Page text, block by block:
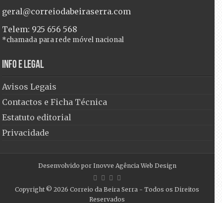
geral@correiodabeiraserra.com
Telem: 925 656 568
*chamada para rede móvel nacional
Info e Legal
Avisos Legais
Contactos e Ficha Técnica
Estatuto editorial
Privacidade
Desenvolvido por Inovve Agência Web Design
Copyright © 2026Correio da Beira Serra - Todos os Direitos
Reservados